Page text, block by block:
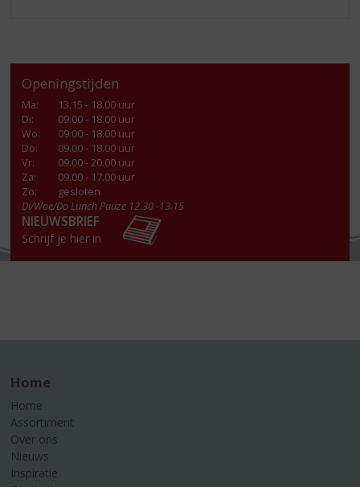
Openingstijden
Ma:
13.15 - 18.00 uur
Di:
09.00 - 18.00 uur
Wo:
09.00 - 18.00 uur
Do:
09.00 - 18.00 uur
Vr:
09.00 - 20.00 uur
Za:
09.00 - 17.00 uur
Zo:
gesloten
Di/Woe/Do Lunch Pauze 12.30 -13.15
NIEUWSBRIEF
Schrijf je hier in
Home
Home
Assortiment
Over ons
Nieuws
Inspiratie